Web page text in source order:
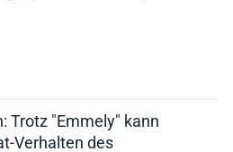
Trotz "Emmely" kann
Verhalten des